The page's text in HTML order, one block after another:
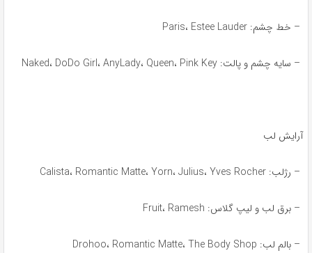
– خط چشم: Paris، Estee Lauder
– سایه چشم و پالت: Naked، DoDo Girl، AnyLady، Queen، Pink Key
آرایش لب
– رژلب: Calista، Romantic Matte، Yorn، Julius، Yves Rocher
– برق لب و لیپ گلاس: Fruit، Ramesh
– بالم لب: Drohoo، Romantic Matte، The Body Shop